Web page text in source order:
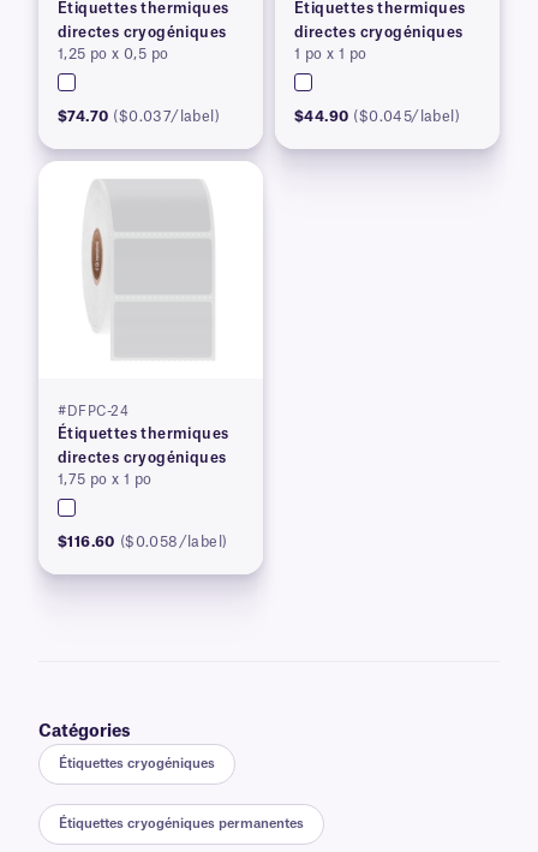
Étiquettes thermiques
directes cryogéniques
1,25 po x 0,5 po
$74.70 ($0.037/label)
Étiquettes thermiques
directes cryogéniques
1 po x 1 po
$44.90 ($0.045/label)
#DFPC-24
Étiquettes thermiques
directes cryogéniques
1,75 po x 1 po
$116.60 ($0.058/label)
Catégories
Étiquettes cryogéniques
Étiquettes cryogéniques permanentes